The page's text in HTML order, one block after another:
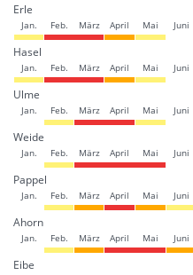
Erle
Jan. Feb. März April Mai Juni
Hasel
Jan. Feb. März April Mai Juni
Ulme
Jan. Feb. März April Mai Juni
Weide
Jan. Feb. März April Mai Juni
Pappel
Jan. Feb. März April Mai Juni
Ahorn
Jan. Feb. März April Mai Juni
Eibe